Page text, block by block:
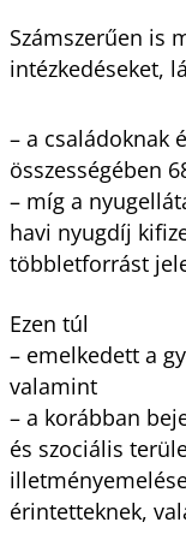
Számszerűen is
intézkedéseket,
– a családoknak
összességében
– míg a
havi nyugdíj
többletforrást
Ezen túl
– emelkedett a
valamint
– a korábban
és szociális
érintetteknek,